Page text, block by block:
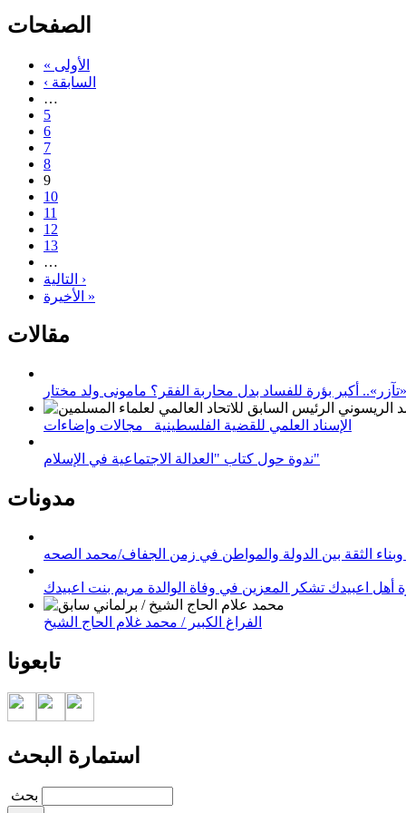
الصفحات
« الأولى
‹ السابقة
…
5
6
7
8
9
10
11
12
13
…
التالية ›
الأخيرة »
مقالات
أكبر بؤرة للفساد بدل محاربة الفقر؟ مامونى ولد مختار
الإسناد العلمي للقضية الفلسطينية_ مجالات وإضاءات
ندوة حول كتاب "العدالة الاجتماعية في الإسلام"
مدونات
الثقة بين الدولة والمواطن في زمن الجفاف/محمد الصحه
أهل اعبيدك تشكر المعزين في وفاة الوالدة مريم بنت اعبيدك
الفراغ الكبير / محمد غلام الحاج الشيخ
تابعونا
استمارة البحث
‏بحث ‏